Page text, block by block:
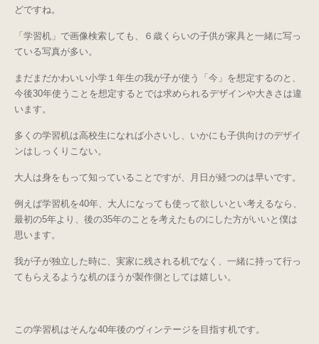
どですね。
「学習机」で画像検索しても、６歳くらいの子供が家具と一緒に写っ
ている写真が多い。
まだまだかわいい小学１年生の我が子が使う「今」を想定するのと、
今後30年使うことを想定するとでは求められるデザインや大きさは違
います。
多くの学習机は高校生になれば小さいし、いかにも子供向けのデザイ
ンはしっくりこない。
大人は身をもって知っていることですが、月日が経つのは早いです。
例えば学習机を40年、大人になっても使って欲しいとい考えるなら、
最初の5年より、後の35年のことを考えたものにした方がいいと僕は
思います。
我が子が独立した時に、実家に残される机でなく、一緒に持って行っ
てもらえるような机のほうが製作側としては嬉しい。
この学習机はそんな40年後のヴィンテージを目指す机です。